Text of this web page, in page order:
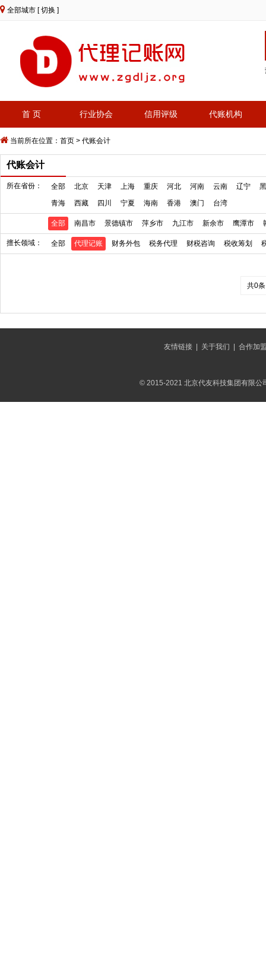
全部城市 [ 切换 ]
首 页 行业协会 信用评级 代账机构
当前所在位置： 首页 > 代账会计
代账会计
所在省份： 全部 北京 天津 上海 重庆 河北 河南 云南 辽宁
青海
西藏 四川 宁夏 海南 香港 澳门 台湾
全部 南昌市 景德镇市 萍乡市 九江市 新余市 鹰潭市
擅长领域： 全部 代理记账 财务外包 税务代理 财税咨询 税收筹划
共0条
友情链接| 关于我们 合作加
© 2015-2021 北京代友科技集团有限